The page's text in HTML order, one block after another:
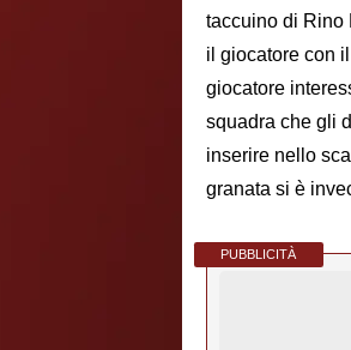
taccuino di Rino
il giocatore con
giocatore
squadra che gli
inserire nello
granata si è
PUBBLICITÀ